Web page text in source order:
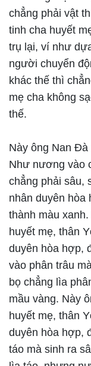
chẳng phải vật
tinh cha huyết
trụ lại, ví như
người chuyển
khác thế thì
mẹ cha không
thế.
Này ông Nan Đà
Như nương vào
chẳng phải sâu,
nhân duyên
thành màu
huyết mẹ, thân
duyên hòa hợp,
vào phân trâu
bọ chẳng lìa
mầu vàng. Này
huyết mẹ, thân
duyên hòa hợp,
táo mà sinh ra